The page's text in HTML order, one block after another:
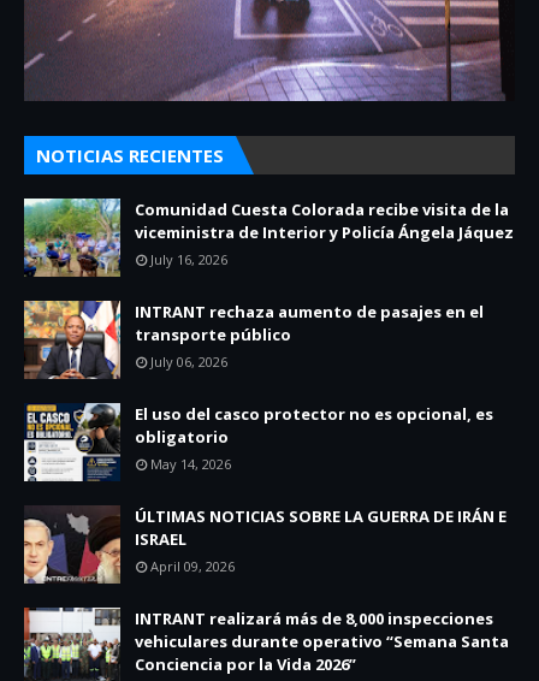
NOTICIAS RECIENTES
Comunidad Cuesta Colorada recibe visita de la
viceministra de Interior y Policía Ángela Jáquez
July 16, 2026
INTRANT rechaza aumento de pasajes en el
transporte público
July 06, 2026
El uso del casco protector no es opcional, es
obligatorio
May 14, 2026
ÚLTIMAS NOTICIAS SOBRE LA GUERRA DE IRÁN E
ISRAEL
April 09, 2026
INTRANT realizará más de 8,000 inspecciones
vehiculares durante operativo “Semana Santa
Conciencia por la Vida 2026”